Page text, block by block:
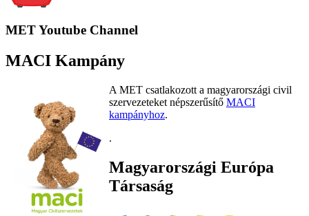
MET Youtube Channel
MACI Kampány
A MET csatlakozott a magyarországi civil
szervezeteket népszerűsítő MACI
kampányhoz.
.
Magyarországi Európa
Társaság